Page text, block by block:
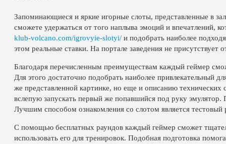
Запоминающиеся и яркие игорные слоты, представленные в
сможете удержаться от того наплыва эмоций и впечатлений,
klub-volcano.com/igrovyie-slotyi/ и подобрать наиболее
этом реальные ставки. На портале заведения не
Благодаря перечисленным преимуществам каждый геймер
Для этого достаточно подобрать наиболее привлекательный
же представленной картинке, но еще и описанию
вслепую запускать первый же попавшийся под руку
Лучшим способом ознакомления со слотом является
С помощью бесплатных раундов каждый геймер сможет
использовать его для тренировок. Подобная подготовка